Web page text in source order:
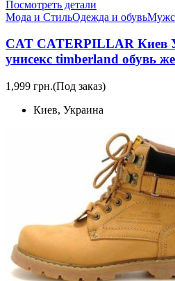
Посмотреть детали
Мода и СтильОдежда и обувь
CAT CATERPILLAR Киев
унисекс timberland обувь
1,999 грн.(Под заказ)
Киев, Украина